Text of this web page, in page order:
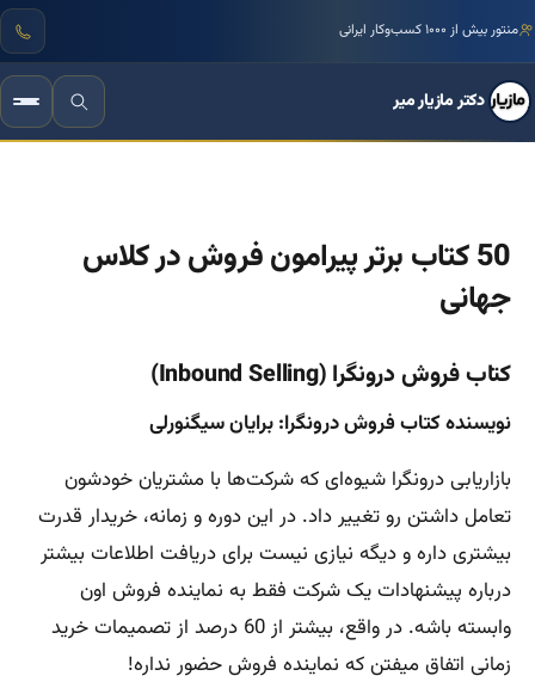
منتور بیش از ۱۰۰۰ کسب‌وکار ایرانی
دکتر مازیار میر
50 کتاب برتر پیرامون فروش در کلاس
جهانی
کتاب فروش درونگرا (Inbound Selling)
نویسنده کتاب فروش درونگرا: برایان سیگنورلی
بازاریابی درونگرا شیوه‌ای که شرکت‌ها با مشتریان خودشون
تعامل داشتن رو تغییر داد. در این دوره و زمانه، خریدار قدرت
بیشتری داره و دیگه نیازی نیست برای دریافت اطلاعات بیشتر
درباره پیشنهادات یک شرکت فقط به نماینده فروش اون
وابسته باشه. در واقع، بیشتر از 60 درصد از تصمیمات خرید
زمانی اتفاق میفتن که نماینده فروش حضور نداره!